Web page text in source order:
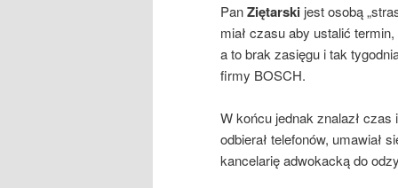
PanZiętarski jest osobą
miał czasu aby ustalić
a to brak zasięgu i tak
firmy BOSCH.
W końcu jednak znalazł czas
odbierał telefonów, umawiał
kancelarię adwokacką do